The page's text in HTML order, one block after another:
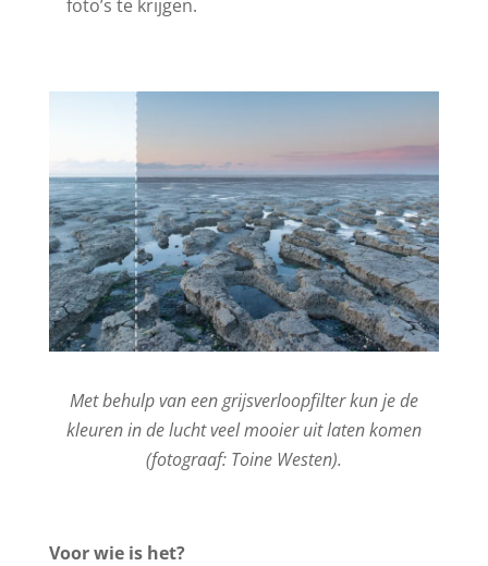
foto’s te krijgen.
Met behulp van een grijsverloopfilter kun je de
kleuren in de lucht veel mooier uit laten komen
(fotograaf: Toine Westen).
Voor wie is het?